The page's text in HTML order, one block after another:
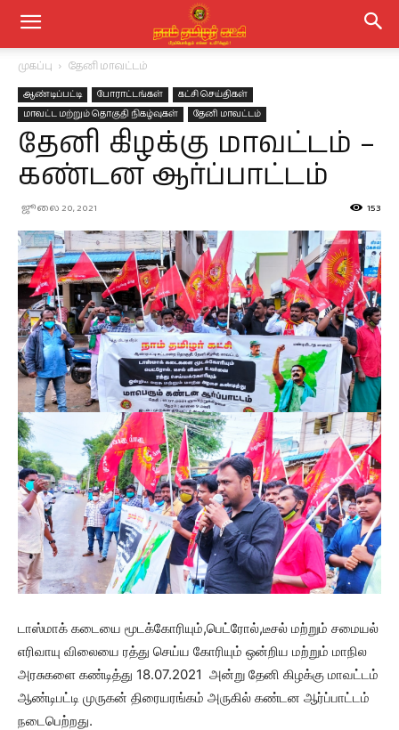
முகப்பு தேனி மாவட்டம்
ஆண்டிப்பட்டி போராட்டங்கள்
கட்சி செய்திகள்
மாவட்ட மற்றும் தொகுதி நிகழ்வுகள்
தேனி மாவட்டம்
தேனி கிழக்கு மாவட்டம் –
கண்டன ஆர்ப்பாட்டம்
ஜூலை 20, 2021 153
டாஸ்மாக் கடையை மூடக்கோரியும்,பெட்ரோல்,டீசல் மற்றும் சமையல்
எரிவாயு விலையை ரத்து செய்ய கோரியும் ஒன்றிய மற்றும் மாநில
அரசுகளை கண்டித்து 18.07.2021 அன்று தேனி கிழக்கு மாவட்டம்
ஆண்டிபட்டி முருகன் திரையரங்கம் அருகில் கண்டன ஆர்ப்பாட்டம்
நடைபெற்றது.